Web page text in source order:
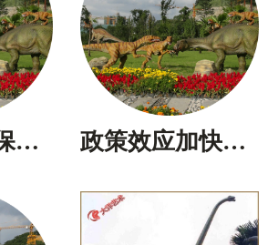
管理和质量保证体系国际质量管理和质量保证体系国际质量 政策效应加快释放扩大工作抓紧开展